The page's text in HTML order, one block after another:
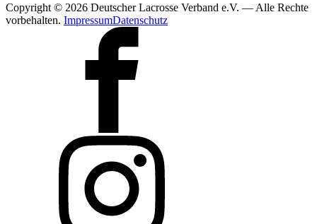
Copyright © 2026 Deutscher Lacrosse Verband e.V. — Alle Rechte
vorbehalten. ImpressumDatenschutz